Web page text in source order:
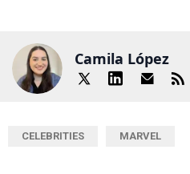
Camila López
CELEBRITIES MARVEL